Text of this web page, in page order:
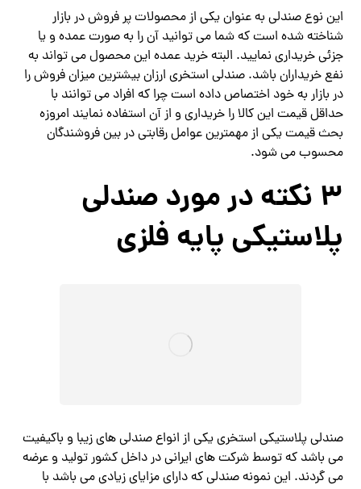
این نوع صندلی به عنوان یکی از محصولات پر فروش در بازار
شناخته شده است که شما می توانید آن را به صورت عمده و یا
جزئی خریداری نمایید. البته خرید عمده این محصول می ‌تواند به
نفع خریداران باشد. صندلی استخری ارزان بیشترین میزان فروش را
در بازار به خود اختصاص داده است چرا که افراد می توانند با
حداقل قیمت این کالا را خریداری و از آن استفاده نمایند امروزه
بحث قیمت یکی از مهمترین عوامل رقابتی در بین فروشندگان
محسوب می شود.
3 نکته در مورد صندلی
پلاستیکی پایه فلزی
صندلی پلاستیکی استخری یکی از انواع صندلی های زیبا و باکیفیت
می ‌باشد که توسط شرکت ‌های ایرانی در داخل کشور تولید و عرضه
می‌ گردند. این نمونه صندلی که دارای مزایای زیادی می‌ باشد با